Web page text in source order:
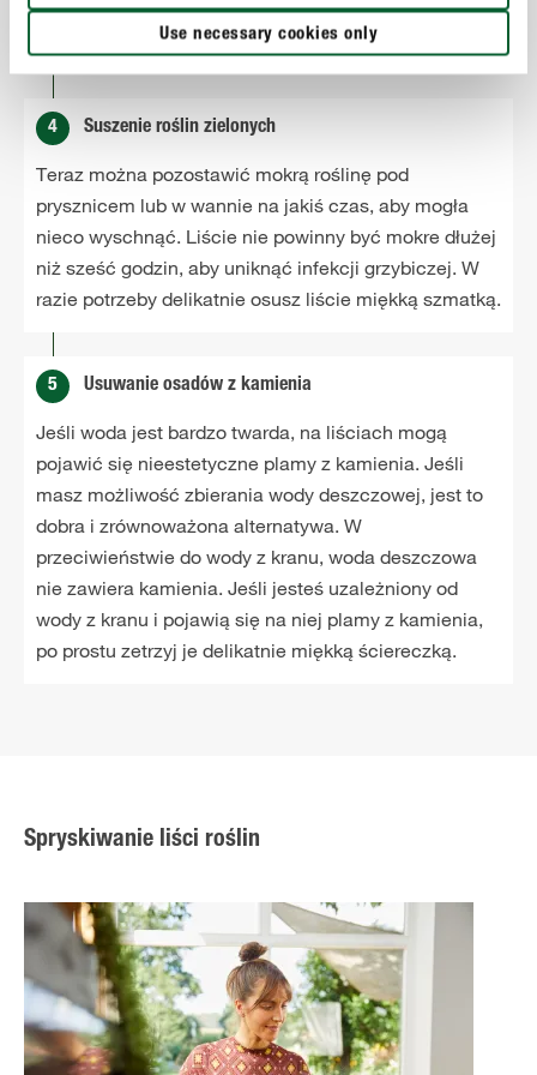
Use necessary cookies only
uszkadza liście. Należy również stosować delikatny
strumień, aby nie uszkodzić liści.
4 Suszenie roślin zielonych
Teraz można pozostawić mokrą roślinę pod
prysznicem lub w wannie na jakiś czas, aby mogła
nieco wyschnąć. Liście nie powinny być mokre dłużej
niż sześć godzin, aby uniknąć infekcji grzybiczej. W
razie potrzeby delikatnie osusz liście miękką szmatką.
5 Usuwanie osadów z kamienia
Jeśli woda jest bardzo twarda, na liściach mogą
pojawić się nieestetyczne plamy z kamienia. Jeśli
masz możliwość zbierania wody deszczowej, jest to
dobra i zrównoważona alternatywa. W
przeciwieństwie do wody z kranu, woda deszczowa
nie zawiera kamienia. Jeśli jesteś uzależniony od
wody z kranu i pojawią się na niej plamy z kamienia,
po prostu zetrzyj je delikatnie miękką ściereczką.
Spryskiwanie liści roślin